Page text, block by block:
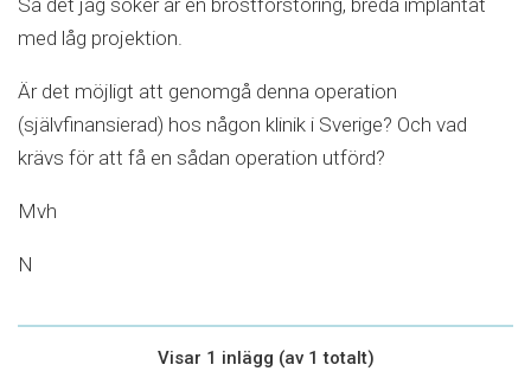
Så det jag söker är en bröstförstoring, breda implantat
med låg projektion.
Är det möjligt att genomgå denna operation
(självfinansierad) hos någon klinik i Sverige? Och vad
krävs för att få en sådan operation utförd?
Mvh
N
Visar 1 inlägg (av 1 totalt)